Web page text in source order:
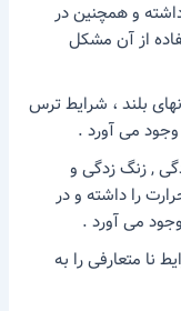
و همچنین در
از آن مشکل
بلند ، شرایط ترس
می آورد .
, زنگ زدگی و
را داشته و در
می آورد .
نا متعارفی را به